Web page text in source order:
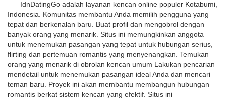
IdnDatingGo adalah layanan kencan online populer Kotabumi,
Indonesia. Komunitas membantu Anda memilih pengguna yang
tepat dan berkenalan baru. Buat profil dan mengobrol dengan
banyak orang yang menarik. Situs ini memungkinkan anggota
untuk menemukan pasangan yang tepat untuk hubungan serius,
flirting dan pertemuan romantis yang menyenangkan. Temukan
orang yang menarik di obrolan kencan umum Lakukan pencarian
mendetail untuk menemukan pasangan ideal Anda dan mencari
teman baru. Proyek ini akan membantu membangun hubungan
romantis berkat sistem kencan yang efektif. Situs ini